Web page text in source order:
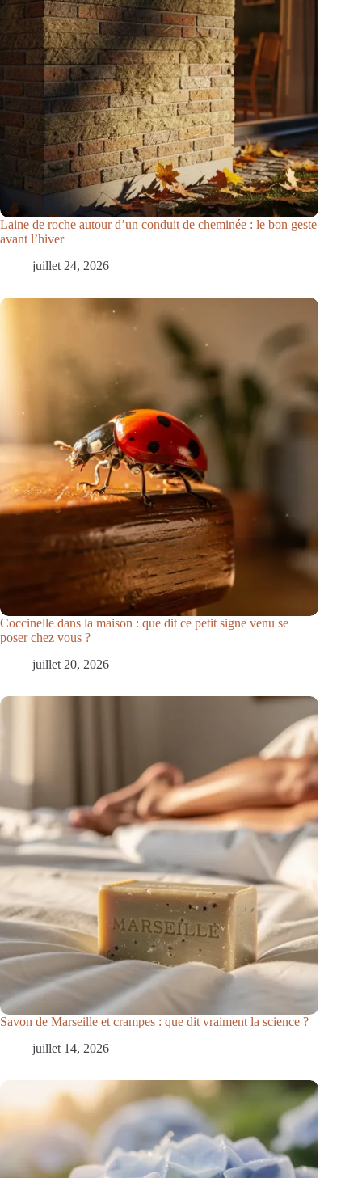
Laine de roche autour d’un conduit de cheminée : le bon geste
avant l’hiver
juillet 24, 2026
Coccinelle dans la maison : que dit ce petit signe venu se
poser chez vous ?
juillet 20, 2026
Savon de Marseille et crampes : que dit vraiment la science ?
juillet 14, 2026